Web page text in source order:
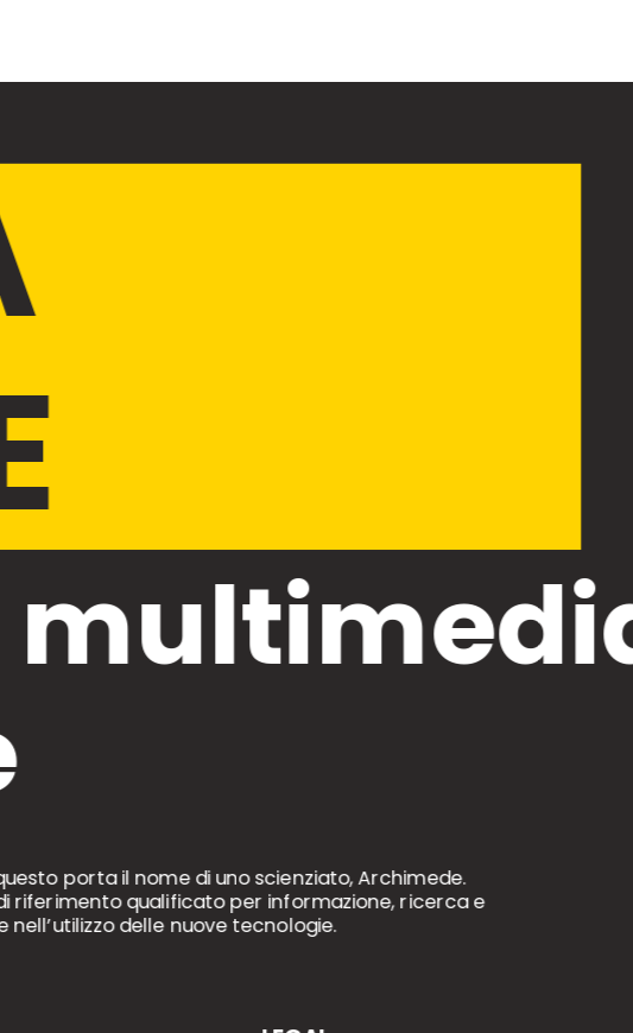
porta il nome di uno scienziato, Archimede.
riferimento qualificato per informazione, ricerca e
delle nuove tecnologie.